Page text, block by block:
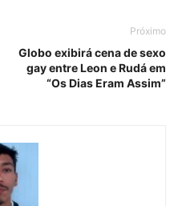
Próximo
Globo exibirá cena de sexo
gay entre Leon e Rudá em
“Os Dias Eram Assim”